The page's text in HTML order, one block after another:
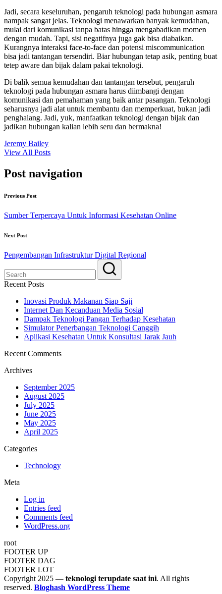
Jadi, secara keseluruhan, pengaruh teknologi pada hubungan asmara
nampak sangat jelas. Teknologi menawarkan banyak kemudahan,
mulai dari komunikasi tanpa batas hingga mengabadikan momen
dengan mudah. Tapi, sisi negatifnya juga gak bisa diabaikan.
Kurangnya interaksi face-to-face dan potensi miscommunication
bisa jadi tantangan tersendiri. Biar hubungan tetap asik, penting buat
tetep aware dan bijak dalam pakai teknologi.
Di balik semua kemudahan dan tantangan tersebut, pengaruh
teknologi pada hubungan asmara harus diimbangi dengan
komunikasi dan pemahaman yang baik antar pasangan. Teknologi
seharusnya jadi alat untuk membantu dan memperkuat, bukan jadi
penghalang. Jadi, yuk, manfaatkan teknologi dengan bijak dan
jadikan hubungan kalian lebih seru dan bermakna!
Jeremy Bailey
View All Posts
Post navigation
Previous Post
Sumber Terpercaya Untuk Informasi Kesehatan Online
Next Post
Pengembangan Infrastruktur Digital Regional
Recent Posts
Inovasi Produk Makanan Siap Saji
Internet Dan Kecanduan Media Sosial
Dampak Teknologi Pangan Terhadap Kesehatan
Simulator Penerbangan Teknologi Canggih
Aplikasi Kesehatan Untuk Konsultasi Jarak Jauh
Recent Comments
Archives
September 2025
August 2025
July 2025
June 2025
May 2025
April 2025
Categories
Technology
Meta
Log in
Entries feed
Comments feed
WordPress.org
root
FOOTER UP
FOOTER DAG
FOOTER LOT
Copyright 2025 — teknologi terupdate saat ini. All rights
reserved. Bloghash WordPress Theme